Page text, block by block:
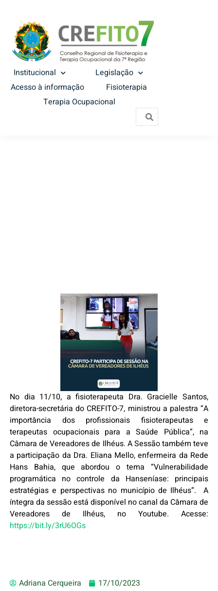
Institucional
Legislação
Acesso à informação
Fisioterapia
Terapia Ocupacional
No dia 11/10, a fisioterapeuta Dra. Gracielle Santos,
diretora-secretária do CREFITO-7, ministrou a palestra “A
importância dos profissionais fisioterapeutas e
terapeutas ocupacionais para a Saúde Pública”, na
Câmara de Vereadores de Ilhéus. A Sessão também teve
a participação da Dra. Eliana Mello, enfermeira da Rede
Hans Bahia, que abordou o tema “Vulnerabilidade
programática no controle da Hanseníase: principais
estratégias e perspectivas no município de Ilhéus”. A
íntegra da sessão está disponível no canal da Câmara de
Vereadores de Ilhéus, no Youtube. Acesse:
https://bit.ly/3rU6OGs
Adriana Cerqueira 17/10/2023